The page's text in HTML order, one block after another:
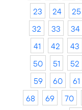
23
24 25
32
33 34
41
42 43
50
51 52
59
60 61
68
69 70